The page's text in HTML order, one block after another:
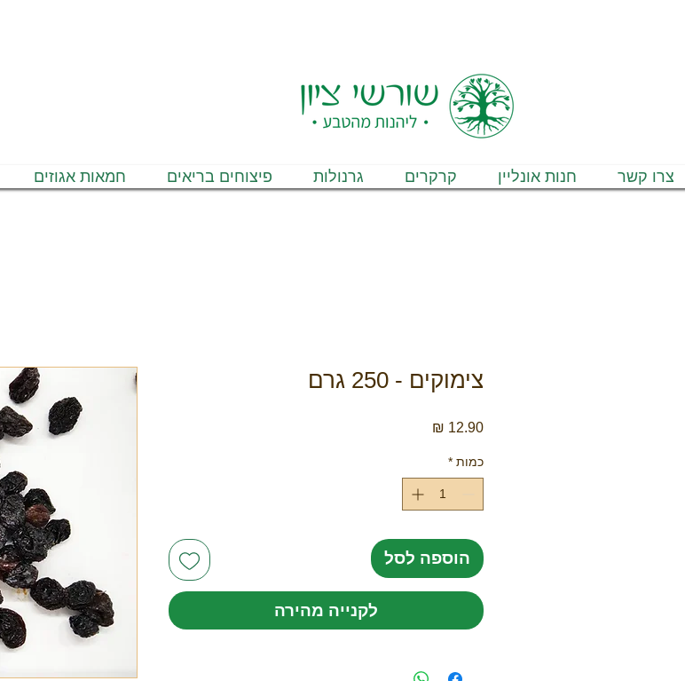
חמאות אגוזים פיצוחים בריאים גרנולות קרקרים חנות אונליין צרו קשר
צימוקים - 250 גרם
כמות *
הוספה לסל
לקנייה מהירה